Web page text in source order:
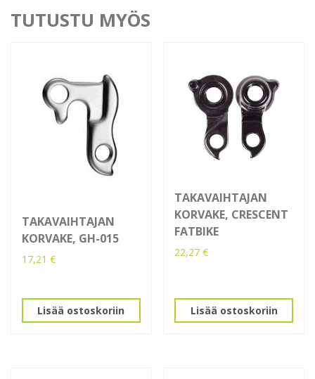
TUTUSTU MYÖS
TAKAVAIHTAJAN
KORVAKE, GH-015
17,21 €
Lisää ostoskoriin
TAKAVAIHTAJAN
KORVAKE, CRESCENT
FATBIKE
22,27€
Lisää ostoskoriin